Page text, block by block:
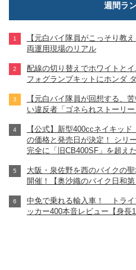
週間ラ
【元白バイ隊員がこっそり教
両運用現場のリアル
配線の切り替えでホワイトと
フォグランプキットにホンダ
【元白バイ隊員が回想する、
い違反者「ゴネられストーリー
【公式】新型400ccネイキッ
の価格と発売日が決定！ シリ
完全に「旧CB400SF」を超え
大阪・泉佐野を西のバイクの
開催！【奥沙織のバイク日和第
中免で乗れる輸入車！ トライ
ッカー400本音レビュー【身長